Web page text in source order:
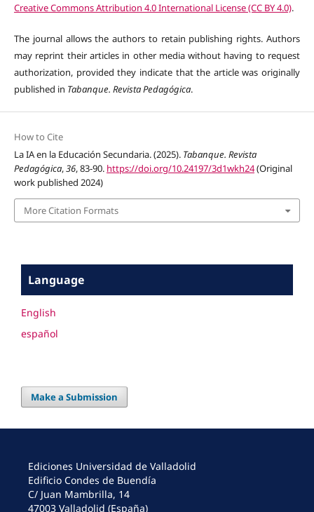
Creative Commons Attribution 4.0 International License (CC BY 4.0).
The journal allows the authors to retain publishing rights. Authors
may reprint their articles in other media without having to request
authorization, provided they indicate that the article was originally
published in Tabanque. Revista Pedagógica.
How to Cite
La IA en la Educación Secundaria. (2025). Tabanque. Revista
Pedagógica,36, 83-90. https://doi.org/10.24197/3d1wkh24(Original
work published 2024)
More Citation Formats
Language
English
español
Make a Submission
Ediciones Universidad de Valladolid
Edificio Condes de Buendía
C/ Juan Mambrilla, 14
47003 Valladolid (España)